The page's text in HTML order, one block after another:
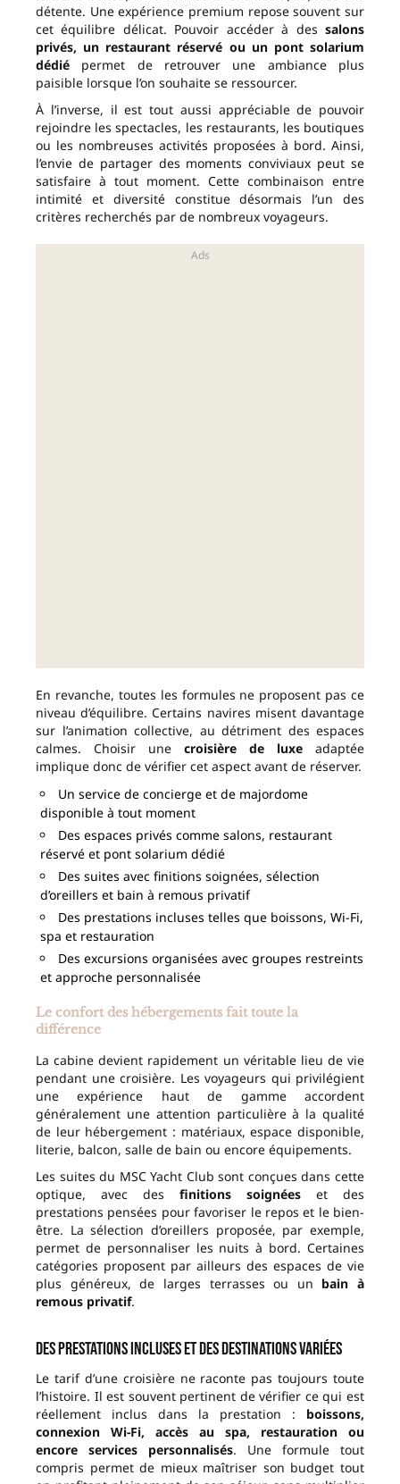
détente. Une expérience premium repose souvent sur
cet équilibre délicat. Pouvoir accéder à des salons
privés, un restaurant réservé ou un pont solarium
dédié permet de retrouver une ambiance plus
paisible lorsque l’on souhaite se ressourcer.
À l’inverse, il est tout aussi appréciable de pouvoir
rejoindre les spectacles, les restaurants, les boutiques
ou les nombreuses activités proposées à bord. Ainsi,
l’envie de partager des moments conviviaux peut se
satisfaire à tout moment. Cette combinaison entre
intimité et diversité constitue désormais l’un des
critères recherchés par de nombreux voyageurs.
En revanche, toutes les formules ne proposent pas ce
niveau d’équilibre. Certains navires misent davantage
sur l’animation collective, au détriment des espaces
calmes. Choisir une croisière de luxe adaptée
implique donc de vérifier cet aspect avant de réserver.
Un service de concierge et de majordome
disponible à tout moment
Des espaces privés comme salons, restaurant
réservé et pont solarium dédié
Des suites avec finitions soignées, sélection
d’oreillers et bain à remous privatif
Des prestations incluses telles que boissons, Wi-Fi,
spa et restauration
Des excursions organisées avec groupes restreints
et approche personnalisée
Le confort des hébergements fait toute la
différence
La cabine devient rapidement un véritable lieu de vie
pendant une croisière. Les voyageurs qui privilégient
une expérience haut de gamme accordent
généralement une attention particulière à la qualité
de leur hébergement : matériaux, espace disponible,
literie, balcon, salle de bain ou encore équipements.
Les suites du MSC Yacht Club sont conçues dans cette
optique, avec des finitions soignées et des
prestations pensées pour favoriser le repos et le bien-
être. La sélection d’oreillers proposée, par exemple,
permet de personnaliser les nuits à bord. Certaines
catégories proposent par ailleurs des espaces de vie
plus généreux, de larges terrasses ou un bain à
remous privatif.
Des prestations incluses et des destinations variées
Le tarif d’une croisière ne raconte pas toujours toute
l’histoire. Il est souvent pertinent de vérifier ce qui est
réellement inclus dans la prestation : boissons,
connexion Wi-Fi, accès au spa, restauration ou
encore services personnalisés. Une formule tout
compris permet de mieux maîtriser son budget tout